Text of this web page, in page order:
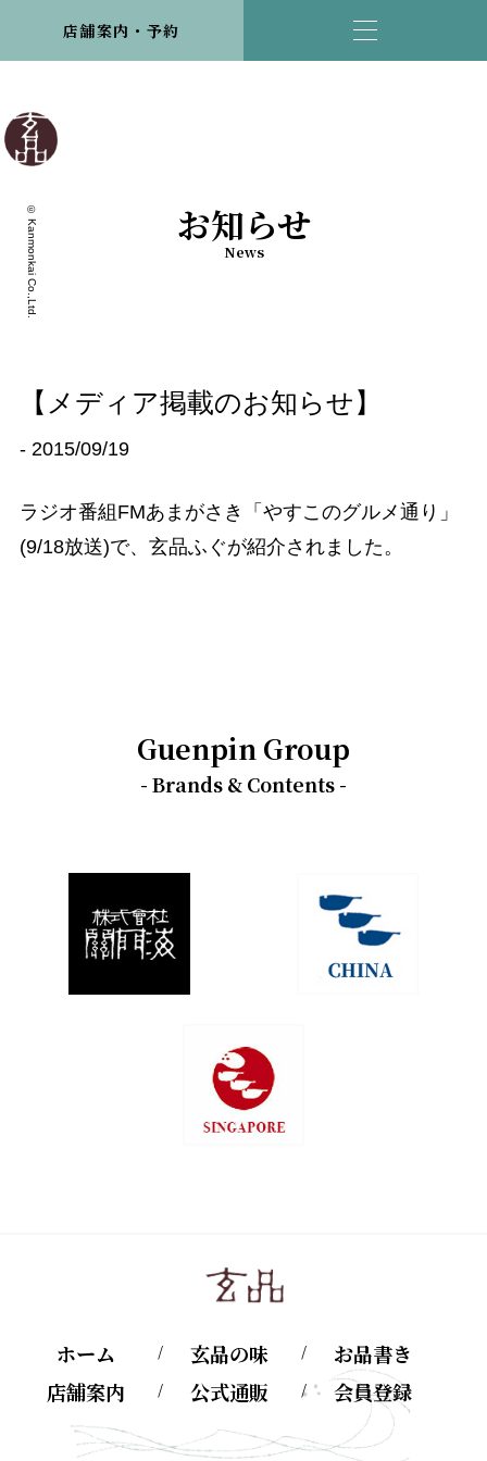
店舗案内・予約
© Kanmonkai Co.,Ltd. お知らせ
News
【メディア掲載のお知らせ】
- 2015/09/19
ラジオ番組FMあまがさき「やすこのグルメ通り」
(9/18放送)で、玄品ふぐが紹介されました。
Guenpin Group
- Brands & Contents -
ホーム 玄品の味
お品書き
店舗案内
公式通販 会員登録